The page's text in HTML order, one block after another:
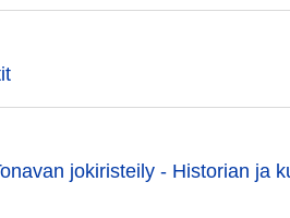
jokiristeily - Historian ja